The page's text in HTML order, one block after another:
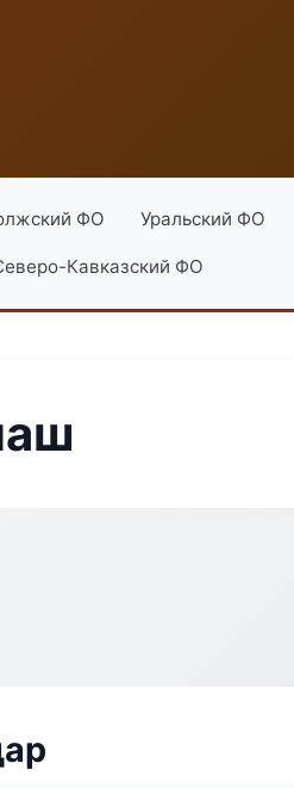
ФО Уральский ФО
Кавказский ФО